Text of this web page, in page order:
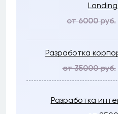
от 6000 руб.
Разработка
от 35000 руб.
Разработка